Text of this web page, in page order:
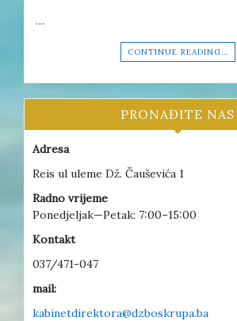
…
CONTINUE READING…
PRONAĐITE NAS
Adresa
Reis ul uleme Dž. Čauševića 1
Radno vrijeme
Ponedjeljak—Petak: 7:00–15:00
Kontakt
037/471-047
mail:
kabinetdirektora@dzboskrupa.ba